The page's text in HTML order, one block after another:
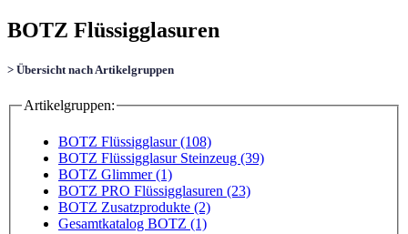
BOTZ Flüssigglasuren
> Übersicht nach Artikelgruppen
Artikelgruppen:
BOTZ Flüssigglasur (108)
BOTZ Flüssigglasur Steinzeug (39)
BOTZ Glimmer (1)
BOTZ PRO Flüssigglasuren (23)
BOTZ Zusatzprodukte (2)
Gesamtkatalog BOTZ (1)